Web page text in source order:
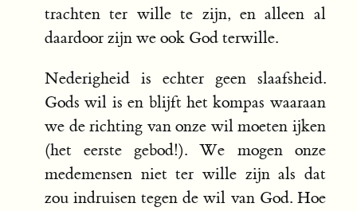
trachten ter wille te zijn, en alleen al
daardoor zijn we ook God terwille.
Nederigheid is echter geen slaafsheid.
Gods wil is en blijft het kompas waaraan
we de richting van onze wil moeten ijken
(het eerste gebod!). We mogen onze
medemensen niet ter wille zijn als dat
zou indruisen tegen de wil van God. Hoe